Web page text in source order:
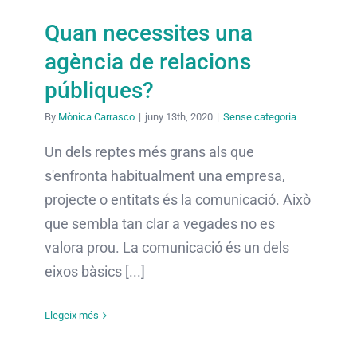
Quan necessites una
agència de relacions
públiques?
By Mònica Carrasco | juny 13th, 2020 | Sense categoria
Un dels reptes més grans als que
s'enfronta habitualment una empresa,
projecte o entitats és la comunicació. Això
que sembla tan clar a vegades no es
valora prou. La comunicació és un dels
eixos bàsics [...]
Llegeix més